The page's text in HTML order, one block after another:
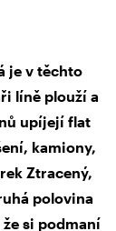
je v těchto
líně plouží a
upíjejí flat
kamiony,
Ztracený,
polovina
si podmaní